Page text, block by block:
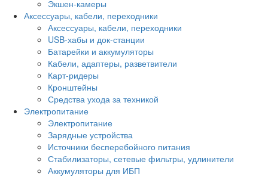
Экшен-камеры
Аксессуары, кабели, переходники
Аксессуары, кабели, переходники
USB-хабы и док-станции
Батарейки и аккумуляторы
Кабели, адаптеры, разветвители
Карт-ридеры
Кронштейны
Средства ухода за техникой
Электропитание
Электропитание
Зарядные устройства
Источники бесперебойного питания
Стабилизаторы, сетевые фильтры, удлинители
Аккумуляторы для ИБП